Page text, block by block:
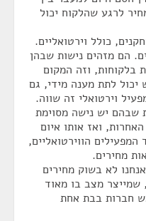
לרגע שהלקוח יכול
כולל וירטואליים.
הם מזהים נישות שבהן
בלקוחות, וזה המקום
יכול לתת מענה מידי, גם
למפעיל וירטואלי זה שווה.
שבהם יש נישה מסוימת
ואז אותו איום
הווירטואליים,
מחירים.
לא בשוק מחירים
שמייצר מצב בו מאוד
חברות בבת אחת